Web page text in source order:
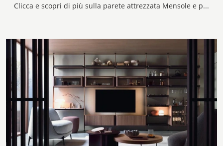
Clicca e scopri di più sulla parete attrezzata Mensole e piani a muro della firma Novamobili: è la soluzione dalle linee moderne ideale per te.